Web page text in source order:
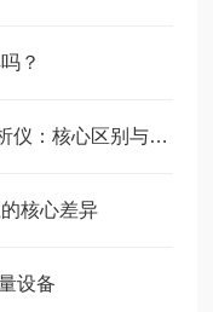
？
横河 WT3000 与 WT5000 功率分析仪：核心区别与选型要点
核心差异
设备